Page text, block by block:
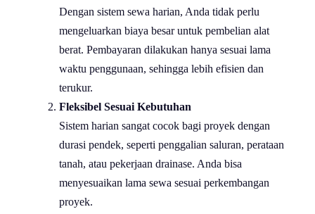
Dengan sistem sewa harian, Anda tidak perlu
mengeluarkan biaya besar untuk pembelian alat
berat. Pembayaran dilakukan hanya sesuai lama
waktu penggunaan, sehingga lebih efisien dan
terukur.
Fleksibel Sesuai Kebutuhan
Sistem harian sangat cocok bagi proyek dengan
durasi pendek, seperti penggalian saluran, perataan
tanah, atau pekerjaan drainase. Anda bisa
menyesuaikan lama sewa sesuai perkembangan
proyek.